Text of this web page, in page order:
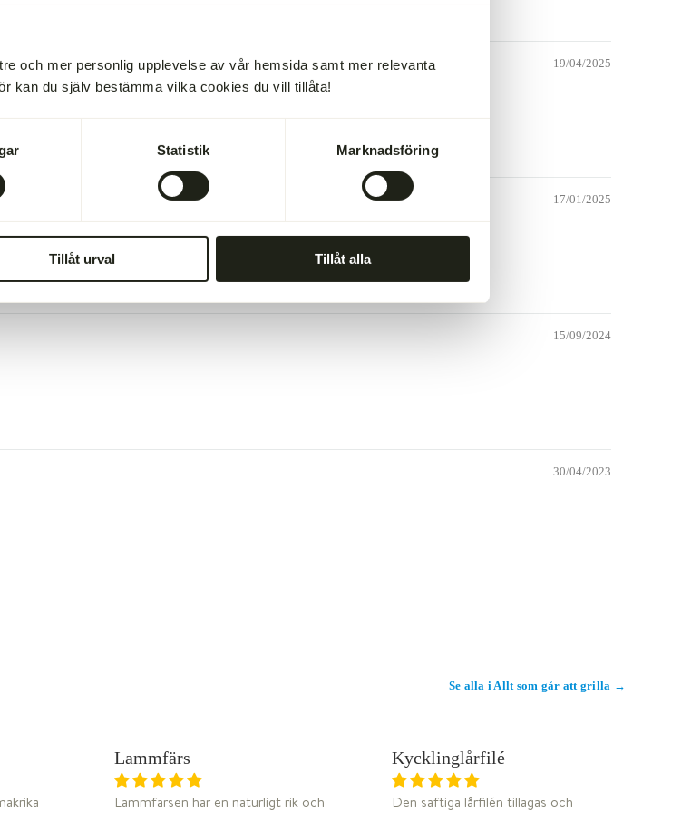
och mer personlig upplevelse av vår hemsida samt mer relevanta
kan du själv bestämma vilka cookies du vill tillåta!
Statistik Marknadsföring
Tillåt urval Tillåt alla
19/04/2025
17/01/2025
15/09/2024
30/04/2023
Se alla i Allt som går att grilla →
DJUPFYST
MÄNGDRABATT
Lammfärs
Lammfärsen har en naturligt rik och
DJUPFRYST
W
Kycklinglårfilé
Den saftiga lårfilén tillagas och